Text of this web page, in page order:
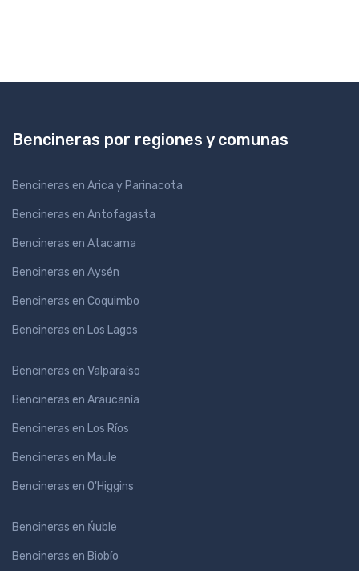
Bencineras por regiones y comunas
Bencineras en Arica y Parinacota
Bencineras en Antofagasta
Bencineras en Atacama
Bencineras en Aysén
Bencineras en Coquimbo
Bencineras en Los Lagos
Bencineras en Valparaíso
Bencineras en Araucanía
Bencineras en Los Ríos
Bencineras en Maule
Bencineras en O'Higgins
Bencineras en Ńuble
Bencineras en Biobío